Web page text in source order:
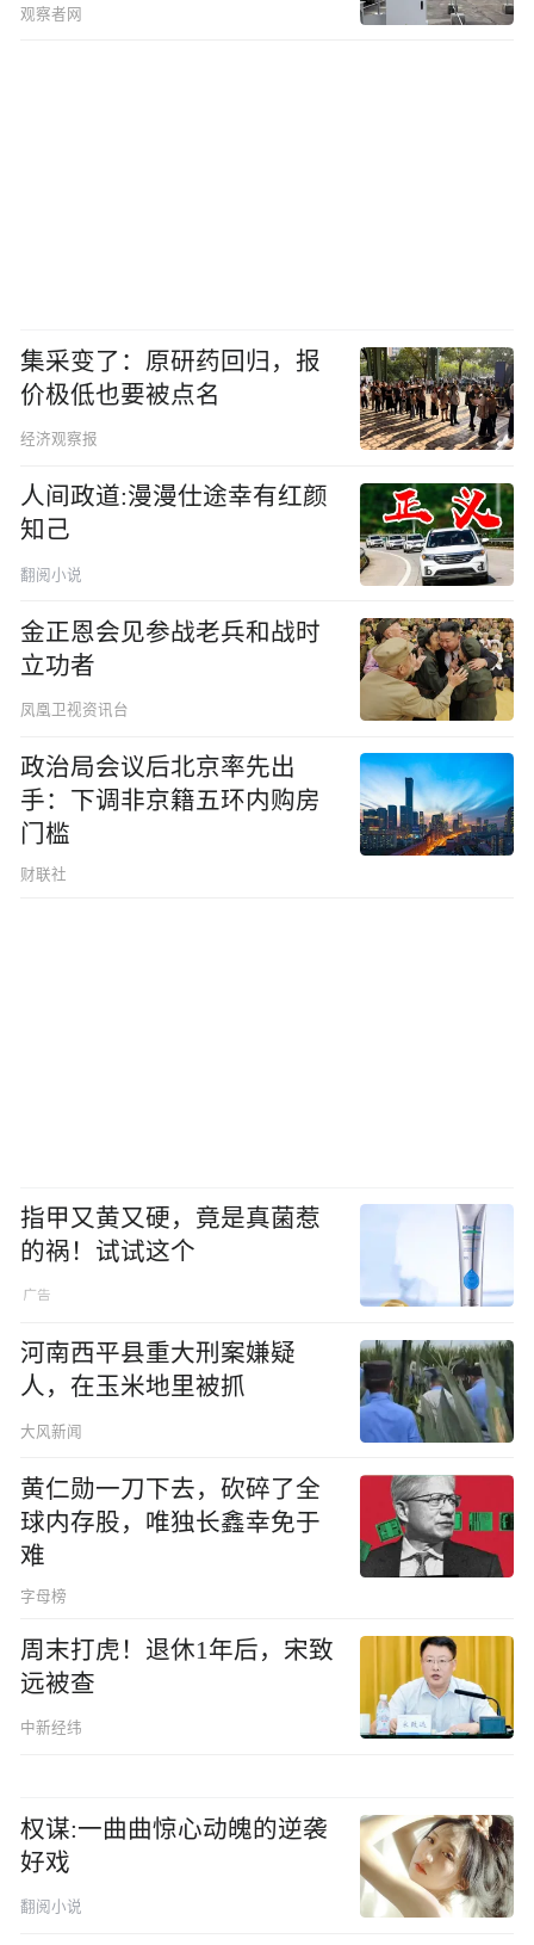
观察者网
集采变了：原研药回归，报
价极低也要被点名
经济观察报
人间政道:漫漫仕途幸有红颜
知己
翻阅小说
金正恩会见参战老兵和战时
立功者
凤凰卫视资讯台
政治局会议后北京率先出
手：下调非京籍五环内购房
门槛
财联社
指甲又黄又硬，竟是真菌惹
的祸！试试这个
河南西平县重大刑案嫌疑
人，在玉米地里被抓
大风新闻
黄仁勋一刀下去，砍碎了全
球内存股，唯独长鑫幸免于
难
字母榜
周末打虎！退休1年后，宋致
远被查
中新经纬
权谋:一曲曲惊心动魄的逆袭
好戏
翻阅小说